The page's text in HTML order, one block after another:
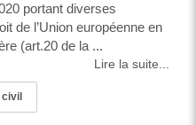
portant diverses
de l’Union européenne en
(art.20 de la ...
Lire la suite...